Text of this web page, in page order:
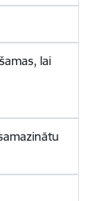
lai